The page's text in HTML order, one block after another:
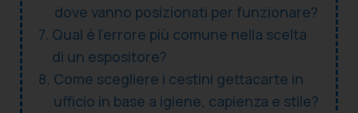
dove vanno posizionati per funzionare?
Qual è l’errore più comune nella scelta
di un espositore?
Come scegliere i cestini gettacarte in
ufficio in base a igiene, capienza e stile?